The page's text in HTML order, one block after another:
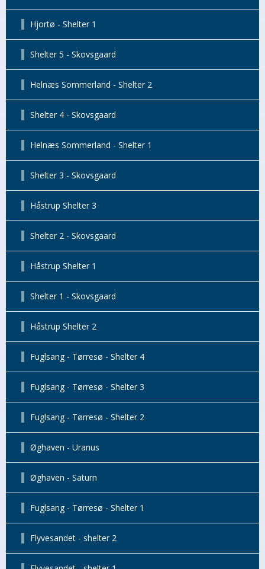
Hjortø - Shelter 1
Shelter 5 - Skovsgaard
Helnæs Sommerland - Shelter 2
Shelter 4 - Skovsgaard
Helnæs Sommerland - Shelter 1
Shelter 3 - Skovsgaard
Håstrup Shelter 3
Shelter 2 - Skovsgaard
Håstrup Shelter 1
Shelter 1 - Skovsgaard
Håstrup Shelter 2
Fuglsang - Tørresø - Shelter 4
Fuglsang - Tørresø - Shelter 3
Fuglsang - Tørresø - Shelter 2
Øghaven - Uranus
Øghaven - Saturn
Fuglsang - Tørresø - Shelter 1
Flyvesandet - shelter 2